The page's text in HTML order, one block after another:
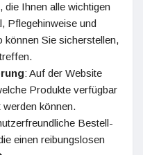
die Ihnen alle wichtigen
Pflegehinweise und
können Sie sicherstellen,
: Auf der Website
Produkte verfügbar
können.
Bestell-
einen reibungslosen